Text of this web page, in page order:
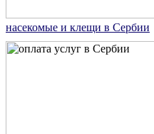
насекомые и клещи в Сербии